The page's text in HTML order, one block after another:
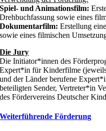
Spiel- und Animationsfilm:
Drehbuchfassung sowie eines
Dokumentarfilm:Erstellung
sowie eines filmischen
Die Jury
Die Initiator*innen des
Expert*in für Kinderfilme
und der Länder berufene
beteiligten Sender, Vertreter*in
des Fördervereins Deutscher
Weiterführende Förderung